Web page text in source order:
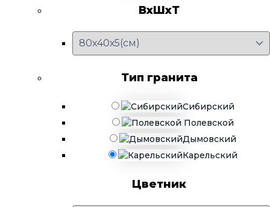
Тип гранита
Карельский
Дымовский
Полевской
Сибирский
Цветник
ВхШхТ